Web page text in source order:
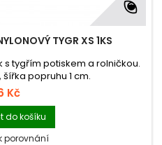
TYGR XS 1KS
tygřím potiskem a rolničkou.
šířka popruhu 1 cm.
Kč
do košíku
porovnání